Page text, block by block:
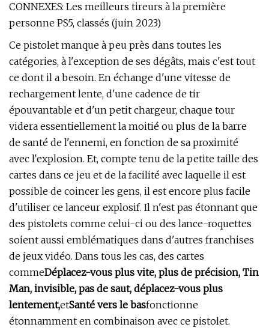
CONNEXES: Les meilleurs tireurs à la première
personne PS5, classés (juin 2023)
Ce pistolet manque à peu près dans toutes les
catégories, à l'exception de ses dégâts, mais c'est tout
ce dont il a besoin. En échange d'une vitesse de
rechargement lente, d'une cadence de tir
épouvantable et d'un petit chargeur, chaque tour
videra essentiellement la moitié ou plus de la barre
de santé de l'ennemi, en fonction de sa proximité
avec l'explosion. Et, compte tenu de la petite taille des
cartes dans ce jeu et de la facilité avec laquelle il est
possible de coincer les gens, il est encore plus facile
d'utiliser ce lanceur explosif. Il n'est pas étonnant que
des pistolets comme celui-ci ou des lance-roquettes
soient aussi emblématiques dans d'autres franchises
de jeux vidéo. Dans tous les cas, des cartes
commeDéplacez-vous plus vite, plus de précision, Tin
Man, invisible, pas de saut, déplacez-vous plus
lentement,etSanté vers le basfonctionne
étonnamment en combinaison avec ce pistolet.